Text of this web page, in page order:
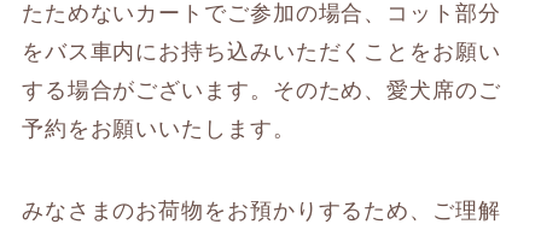
たためないカートでご参加の場合、コット部分
をバス車内にお持ち込みいただくことをお願い
する場合がございます。そのため、愛犬席のご
予約をお願いいたします。
みなさまのお荷物をお預かりするため、ご理解